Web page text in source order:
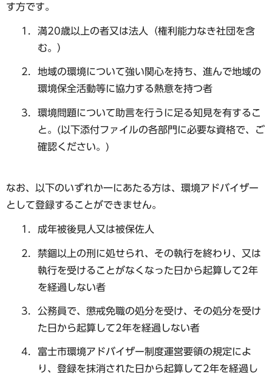
す方です。
満20歳以上の者又は法人（権利能力なき社団を含
む。）
地域の環境について強い関心を持ち、進んで地域の
環境保全活動等に協力する熱意を持つ者
環境問題について助言を行うに足る知見を有するこ
と。(以下添付ファイルの各部門に必要な資格で、ご
確認ください。)
なお、以下のいずれか一にあたる方は、環境アドバイザー
として登録することができません。
成年被後見人又は被保佐人
禁錮以上の刑に処せられ、その執行を終わり、又は
執行を受けることがなくなった日から起算して2年
を経過しない者
公務員で、懲戒免職の処分を受け、その処分を受け
た日から起算して2年を経過しない者
富士市環境アドバイザー制度運営要領の規定によ
り、登録を抹消された日から起算して2年を経過し